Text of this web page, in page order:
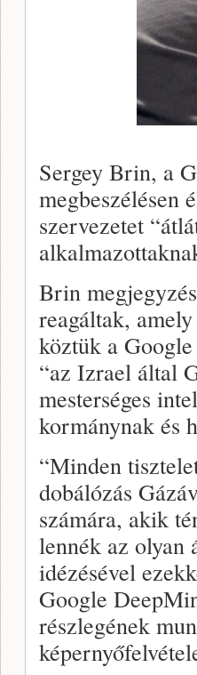
Sergey Brin, a
megbeszélésen
szervezetet
Brin
reagáltak,
köztük a
“az Izrael által
mesterséges
kormánynak és
“Minden
dobálózás
számára, akik
lennék az olyan
idézésével
Google
részlegének